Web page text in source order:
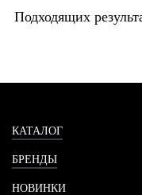
Подходящих
КАТАЛОГ
БРЕНДЫ
НОВИНКИ